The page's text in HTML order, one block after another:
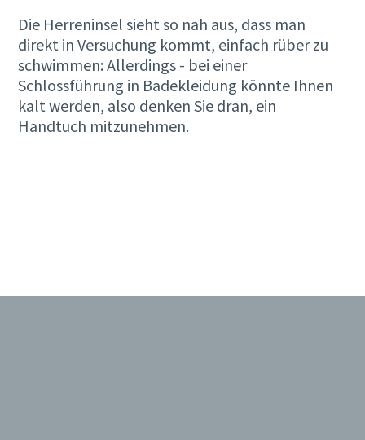
Die Herreninsel sieht so nah aus, dass man
direkt in Versuchung kommt, einfach rüber zu
schwimmen: Allerdings - bei einer
Schlossführung in Badekleidung könnte Ihnen
kalt werden, also denken Sie dran, ein
Handtuch mitzunehmen.